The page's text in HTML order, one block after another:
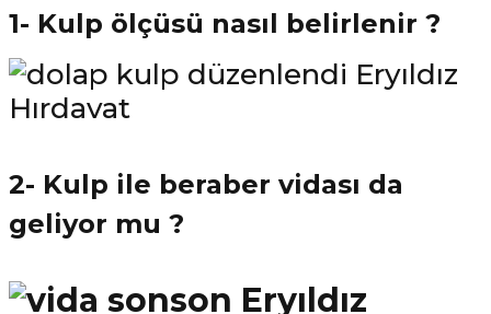
1- Kulp ölçüsü nasıl belirlenir ?
2- Kulp ile beraber vidası da
geliyor mu ?